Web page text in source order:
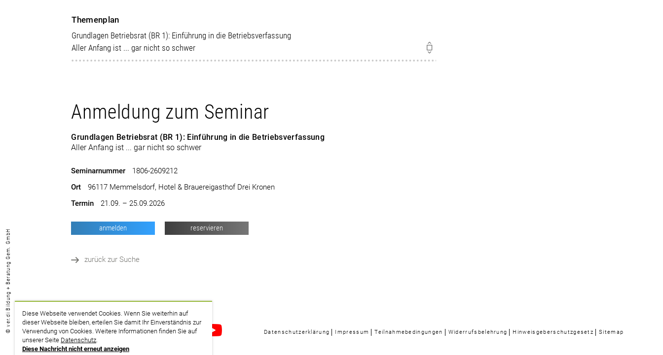
Diese Webseite verwendet Cookies. Wenn Sie weiterhin auf
dieser Webseite bleiben, erteilen Sie damit Ihr Einverständnis zur
Verwendung von Cookies. Weitere Informationen finden Sie auf
unserer Seite Datenschutz.
Diese Nachricht nicht erneut anzeigen
Themenplan
Grundlagen Betriebsrat (BR 1): Einführung in die Betriebsverfassung
Aller Anfang ist ... gar nicht so schwer
Anmeldung zum Seminar
Grundlagen Betriebsrat (BR 1): Einführung in die Betriebsverfassung
Aller Anfang ist ... gar nicht so schwer
Seminarnummer
1806-2609212
Ort
96117 Memmelsdorf, Hotel & Brauereigasthof Drei Kronen
Termin
21.09. – 25.09.2026
anmelden reservieren
zurück zur Suche
drucken Datenschutzerklärung Impressum Teilnahmebedingungen Widerrufsbelehrung Hinweisgeberschutzgesetz Sitemap
© ver.di Bildung + Beratung Gem. GmbH